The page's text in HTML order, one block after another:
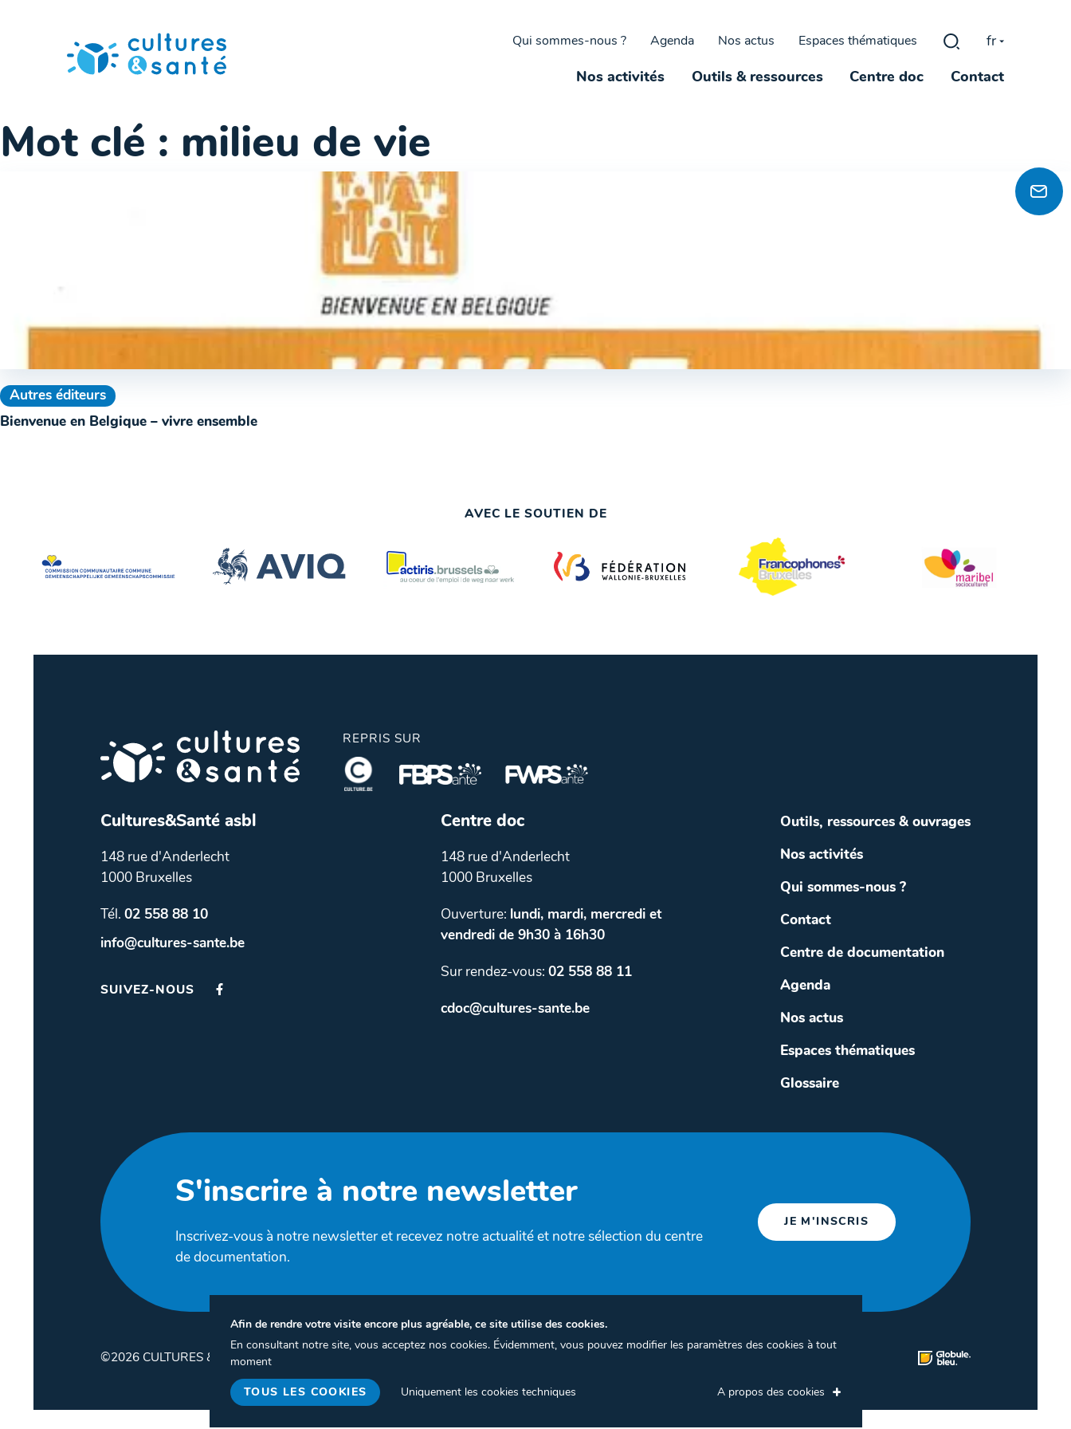
Qui sommes-nous ? Agenda Nos actus Espaces thématiques Rechercher :
fr
Nos activités Outils & ressources Centre doc Contact
Mot clé : milieu de vie
Autres éditeurs
Bienvenue en Belgique – vivre ensemble
AVEC LE SOUTIEN DE
REPRIS SUR
Cultures&Santé asbl
148 rue d'Anderlecht
1000 Bruxelles
Tél. 02 558 88 10
info@cultures-sante.be
SUIVEZ-NOUS
Centre doc
148 rue d'Anderlecht
1000 Bruxelles
Ouverture: lundi, mardi, mercredi et
vendredi de 9h30 à 16h30
Sur rendez-vous: 02 558 88 11
cdoc@cultures-sante.be
Outils, ressources & ouvrages
Nos activités
Qui sommes-nous ?
Contact
Centre de documentation
Agenda
Nos actus
Espaces thématiques
Glossaire
S'inscrire à notre newsletter
Inscrivez-vous à notre newsletter et recevez notre actualité et notre sélection du centre
de documentation.
JE M'INSCRIS
©2026 CULTURES & SANTÉ
Afin de rendre votre visite encore plus agréable, ce site utilise des cookies.
En consultant notre site, vous acceptez nos cookies. Évidemment, vous pouvez modifier les paramètres des cookies à tout
moment
TOUS LES COOKIES Uniquement les cookies techniques A propos des cookies